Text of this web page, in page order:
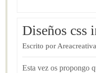
Diseños css
Escrito por
Esta vez os propongo